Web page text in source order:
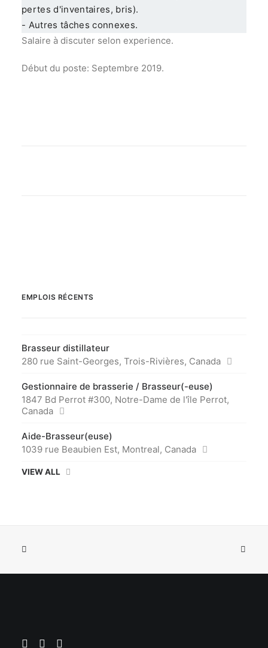
pertes d'inventaires, bris).
- Autres tâches connexes.
Salaire à discuter selon experience.
Début du poste: Septembre 2019.
EMPLOIS RÉCENTS
Brasseur distillateur
280 rue Saint-Georges, Trois-Rivières, Canada
Gestionnaire de brasserie / Brasseur(-euse)
1847 Bd Perrot #300, Notre-Dame de l'île Perrot,
Canada
Aide-Brasseur(euse)
1039 rue Beaubien Est, Montreal, Canada
VIEW ALL